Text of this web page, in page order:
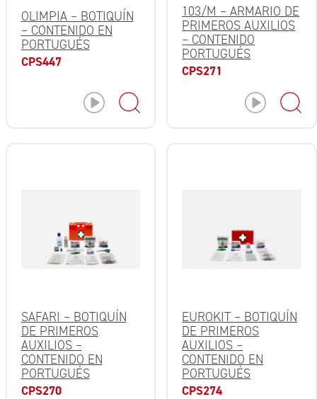
OLIMPIA – BOTIQUÍN
– CONTENIDO EN
PORTUGUÉS
CPS447
103/M – ARMARIO DE
PRIMEROS AUXILIOS
– CONTENIDO
PORTUGUÉS
CPS271
SAFARI – BOTIQUÍN
DE PRIMEROS
AUXILIOS –
CONTENIDO EN
PORTUGUÉS
CPS270
EUROKIT – BOTIQUÍN
DE PRIMEROS
AUXILIOS –
CONTENIDO EN
PORTUGUÉS
CPS274